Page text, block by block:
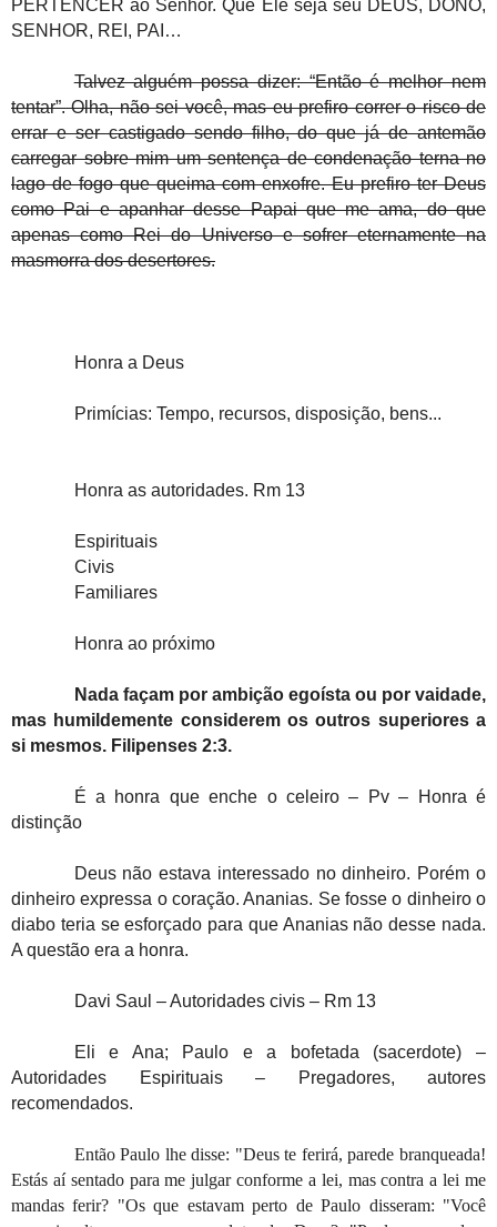
PERTENCER ao Senhor. Que Ele seja seu DEUS, DONO,
SENHOR, REI, PAI…
Talvez alguém possa dizer: “Então é melhor nem
tentar”. Olha, não sei você, mas eu prefiro correr o risco de
errar e ser castigado sendo filho, do que já de antemão
carregar sobre mim um sentença de condenação terna no
lago de fogo que queima com enxofre. Eu prefiro ter Deus
como Pai e apanhar desse Papai que me ama, do que
apenas como Rei do Universo e sofrer eternamente na
masmorra dos desertores.
Honra a Deus
Primícias: Tempo, recursos, disposição, bens...
Honra as autoridades. Rm 13
Espirituais
Civis
Familiares
Honra ao próximo
Nada façam por ambição egoísta ou por vaidade,
mas humildemente considerem os outros superiores a
si mesmos. Filipenses 2:3.
É a honra que enche o celeiro – Pv – Honra é
distinção
Deus não estava interessado no dinheiro. Porém o
dinheiro expressa o coração. Ananias. Se fosse o dinheiro o
diabo teria se esforçado para que Ananias não desse nada.
A questão era a honra.
Davi Saul – Autoridades civis – Rm 13
Eli e Ana; Paulo e a bofetada (sacerdote) –
Autoridades Espirituais – Pregadores, autores
recomendados.
Então Paulo lhe disse: "Deus te ferirá, parede branqueada!
Estás aí sentado para me julgar conforme a lei, mas contra a lei me
mandas ferir? "Os que estavam perto de Paulo disseram: "Você